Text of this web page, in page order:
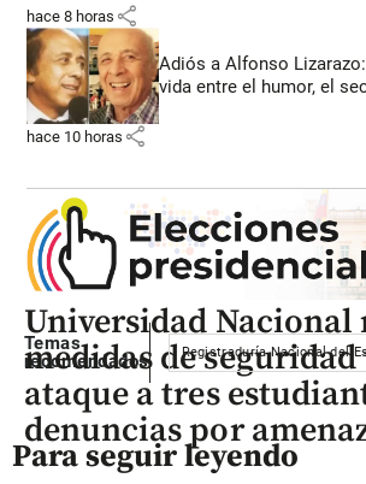
hace 8 horas share
Adiós a Alfonso
vida entre el humor, el
hace 10 horas share
Temas
recomendados
Registraduría Nacional del
Para seguir leyendo
Universidad Nacional
medidas de seguridad
ataque a tres
denuncias por